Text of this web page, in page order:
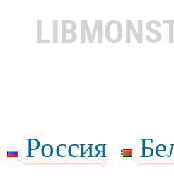
Россия